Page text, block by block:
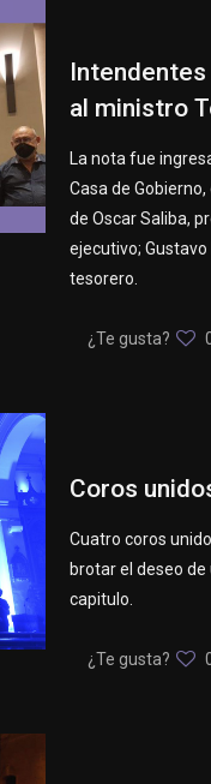
al ministro
La nota fue
Casa de
de Oscar Saliba,
ejecutivo;
tesorero.
¿Te gusta?
Coros
Cuatro coros
brotar el deseo
capitulo.
¿Te gusta?